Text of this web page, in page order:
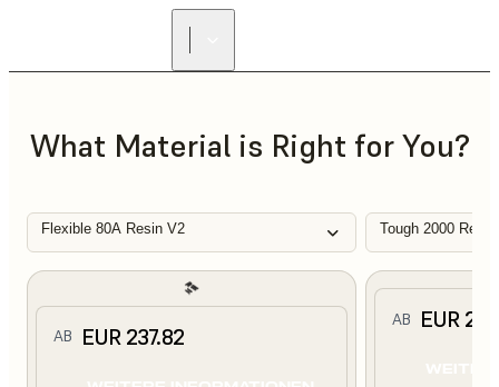
What Material is Right for You?
Flexible 80A Resin V2 Tough 2000
AB EUR 237.82
AB EUR